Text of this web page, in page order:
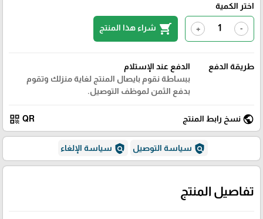
اختر الكمية
-
+
shopping_cart شراء هذا المنتج
طريقة الدفع
الدفع عند الإستلام
ببساطة نقوم بايصال المنتج لغاية منزلك وتقوم
بدفع الثمن لموظف التوصيل.
public نسخ رابط المنتج QR
qr_code
policy سياسة التوصيل policy سياسة الإلغاء
تفاصيل المنتج